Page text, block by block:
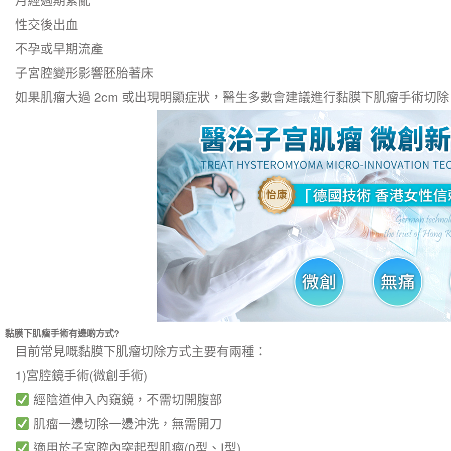
性交後出血
不孕或早期流產
子宮腔變形影響胚胎著床
如果肌瘤大過 2cm 或出現明顯症狀，醫生多數會建議進行黏膜下肌瘤手術切
黏膜下肌瘤手術有邊啲方式?
目前常見嘅黏膜下肌瘤切除方式主要有兩種：
1)宮腔鏡手術(微創手術)
經陰道伸入內窺鏡，不需切開腹部
肌瘤一邊切除一邊沖洗，無需開刀
適用於子宮腔內突起型肌瘤(0型、I型)